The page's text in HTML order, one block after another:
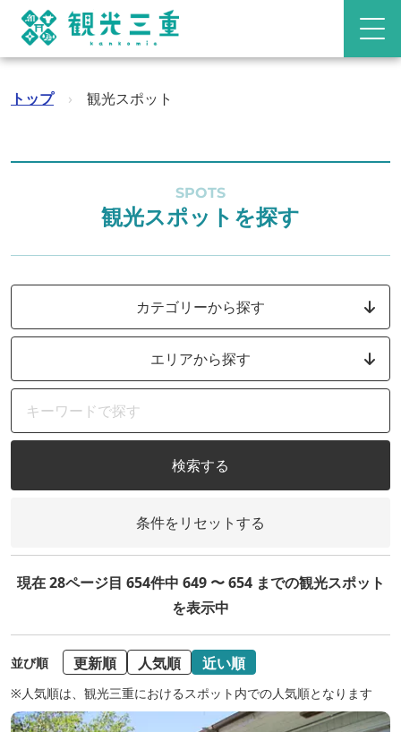
トップ › 観光スポット
SPOTS
観光スポットを探す
カテゴリーから探す
エリアから探す
検索する
条件をリセットする
現在 28ページ目 654件中 649 〜 654 までの観光スポット
を表示中
並び順 更新順 人気順 近い順
※人気順は、観光三重におけるスポット内での人気順となります